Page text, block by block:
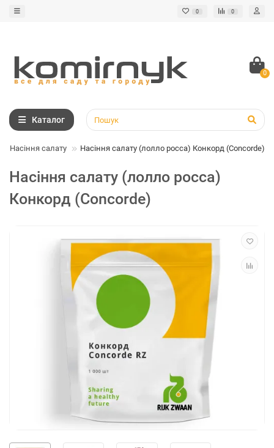
0 0
0
Каталог
Насіння салату Насіння салату (лолло росса) Конкорд (Concorde)
Насіння салату (лолло росса)
Конкорд (Concorde)